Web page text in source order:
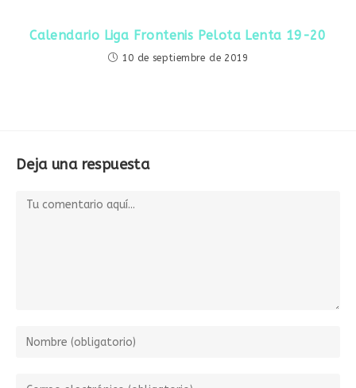
Calendario Liga Frontenis Pelota Lenta 19-20
10 de septiembre de 2019
Deja una respuesta